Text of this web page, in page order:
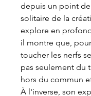
depuis un point
solitaire de la
explore en
il montre que,
toucher les nerfs
pas seulement du
hors du commun
À l'inverse, son